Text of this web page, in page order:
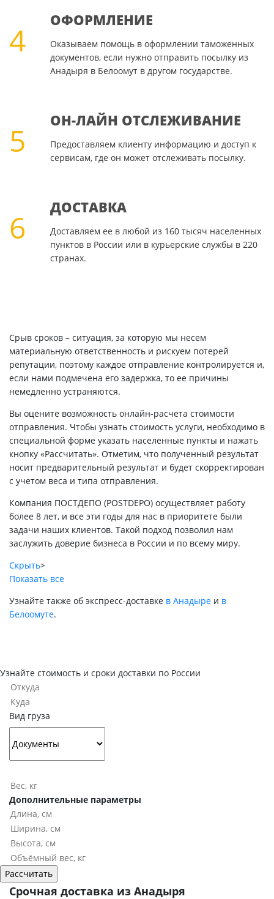
4
ОФОРМЛЕНИЕ
Оказываем помощь в оформлении таможенных
документов, если нужно отправить посылку из
Анадыря в Белоомут в другом государстве.
5
ОН-ЛАЙН ОТСЛЕЖИВАНИЕ
Предоставляем клиенту информацию и доступ к
сервисам, где он может отслеживать посылку.
6
ДОСТАВКА
Доставляем ее в любой из 160 тысяч населенных
пунктов в России или в курьерские службы в 220
странах.
Срыв сроков – ситуация, за которую мы несем
материальную ответственность и рискуем потерей
репутации, поэтому каждое отправление контролируется и,
если нами подмечена его задержка, то ее причины
немедленно устраняются.
Вы оцените возможность онлайн-расчета стоимости
отправления. Чтобы узнать стоимость услуги, необходимо в
специальной форме указать населенные пункты и нажать
кнопку «Рассчитать». Отметим, что полученный результат
носит предварительный результат и будет скорректирован
с учетом веса и типа отправления.
Компания ПОСТДЕПО (POSTDEPO) осуществляет работу
более 8 лет, и все эти годы для нас в приоритете были
задачи наших клиентов. Такой подход позволил нам
заслужить доверие бизнеса в России и по всему миру.
Скрыть>
Показать все
Узнайте также об экспресс-доставке в Анадыре и в
Белоомуте.
Узнайте стоимость и сроки доставки по России
Вид груза
Дополнительные параметры
Срочная доставка из Анадыря